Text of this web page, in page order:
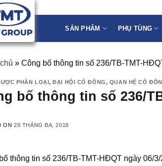
SẢN PHẨM PHỤ TÙNG
» Công bố thông tin số 236/TB-TMT-
PHÂN LOẠI,ĐẠI HỘI CỔ ĐÔNG, QUAN HỆ CỔ
bố thông tin số 236/
ON28 THÁNG BA, 2018
thông tin số 236/TB-TMT-HĐQT ngày 06/3/